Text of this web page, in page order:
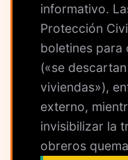
informativo.
Protección
boletines para
(«se
viviendas»),
externo,
invisibilizar la
obreros